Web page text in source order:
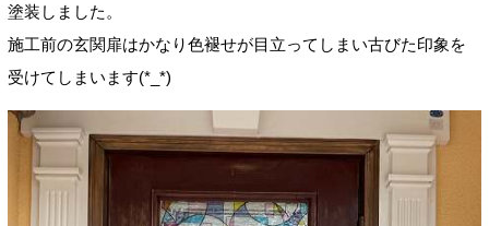
塗装しました。
施工前の玄関扉はかなり色褪せが目立ってしまい古びた印象を
受けてしまいます(*_*)